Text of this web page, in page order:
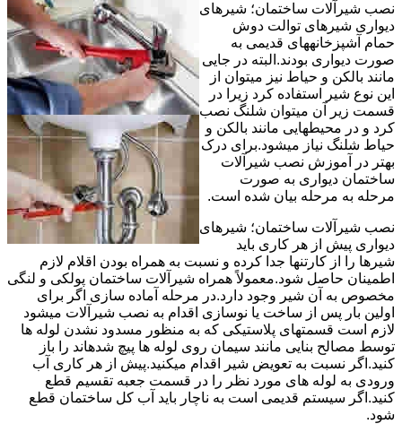
نصب شیرآلات ساختمان؛ شیرهای
دیواری شیرهای توالت دوش
حمام آشپزخانههای قدیمی به
صورت دیواری بودند.البته در جایی
مانند بالکن و حیاط نیز میتوان از
این نوع شیر استفاده کرد زیرا در
قسمت زیر آن میتوان شلنگ نصب
کرد و در محیطهایی مانند بالکن و
حیاط شلنگ نیاز میشود.برای درک
بهتر در آموزش نصب شیرآلات
ساختمان دیواری به صورت
مرحله به مرحله بیان شده است.
نصب شیرآلات ساختمان؛ شیرهای
دیواری پیش از هر کاری باید
شیرها را از کارتنها جدا کرده و نسبت به همراه بودن اقلام لازم
اطمینان حاصل شود.معمولاً همراه شیرآلات ساختمان پولکی و لنگی
مخصوص به آن شیر وجود دارد.در مرحله آماده سازی اگر برای
اولین بار پس از ساخت یا نوسازی اقدام به نصب شیرآلات میشود
لازم است قسمتهای پلاستیکی که به منظور مسدود نشدن لوله ها
توسط مصالح بنایی مانند سیمان روی لوله ها پیچ شدهاند را باز
کنید.اگر نسبت به تعویض شیر اقدام میکنید.پیش از هر کاری آب
ورودی به لوله های مورد نظر را در قسمت جعبه تقسیم قطع
کنید.اگر سیستم قدیمی است به ناچار باید آب کل ساختمان قطع
شود.